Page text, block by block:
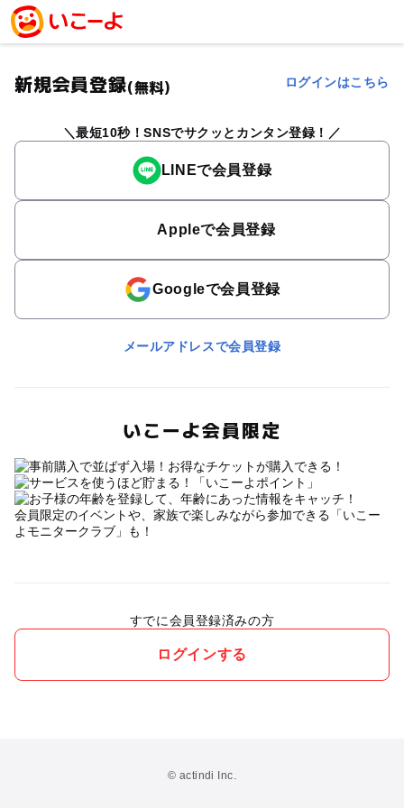
新規会員登録(無料) ログインはこちら
最短10秒！SNSでサクッとカンタン登録！
LINEで会員登録
Appleで会員登録
Googleで会員登録
メールアドレスで会員登録
いこーよ会員限定
会員限定のイベントや、家族で楽しみながら参加できる「いこー
よモニタークラブ」も！
すでに会員登録済みの方
ログインする
© actindi Inc.